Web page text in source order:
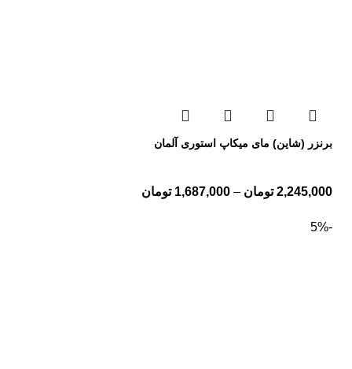
برنزر (شاین) مای میکاپ استوری آلمان
2,245,000 تومان –
1,687,000 تومان
-5%